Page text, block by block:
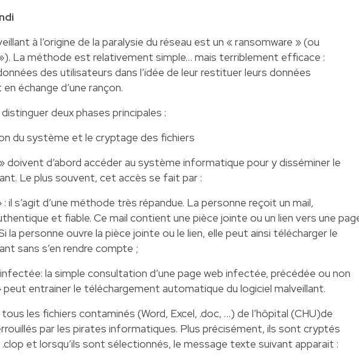
à l’origine de la paralysie du réseau est un « ransomware » (ou
La méthode est relativement simple… mais terriblement efficace :
des utilisateurs dans l’idée de leur restituer leurs données
échange d’une rançon.
distinguer deux phases principales :
du système et le cryptage des fichiers
doivent d’abord accéder au système informatique pour y disséminer le
Le plus souvent, cet accès se fait par :
: il s’agit d’une méthode très répandue. La personne reçoit un mail,
et fiable. Ce mail contient une pièce jointe ou un lien vers une
la personne ouvre la pièce jointe ou le lien, elle peut ainsi télécharger le
sans s’en rendre compte ;
la simple consultation d’une page web infectée, précédée ou non
peut entrainer le téléchargement automatique du logiciel malveillant.
les fichiers contaminés (Word, Excel, .doc, …) de l’hôpital (CHU)de
par les pirates informatiques. Plus précisément, ils sont cryptés
et lorsqu’ils sont sélectionnés, le message texte suivant apparait :